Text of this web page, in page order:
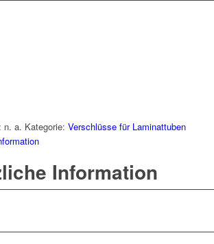
n. a. Kategorie: Verschlüsse für Laminattuben
Information